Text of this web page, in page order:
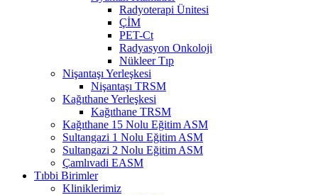
Radyoterapi Ünitesi
ÇİM
PET-Ct
Radyasyon Onkoloji
Nükleer Tıp
Nişantaşı Yerleşkesi
Nişantaşı TRSM
Kağıthane Yerleşkesi
Kağıthane TRSM
Kağıthane 15 Nolu Eğitim ASM
Sultangazi 1 Nolu Eğitim ASM
Sultangazi 2 Nolu Eğitim ASM
Çamlıvadi EASM
Tıbbi Birimler
Kliniklerimiz